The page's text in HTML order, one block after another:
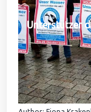
Unterstützer